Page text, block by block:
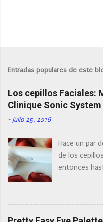
l
a
r
u
n
o
m
e
n
t
a
o
Entradas populares de este
Los cepillos Faciales:
Clinique Sonic System
- julio 25, 2016
Hace un par
de los
entonces
con
cepillos de
naturalmente